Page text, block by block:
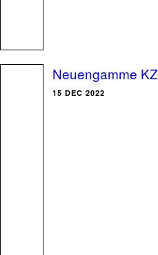
Neuengamme KZ
15 DEC 2022